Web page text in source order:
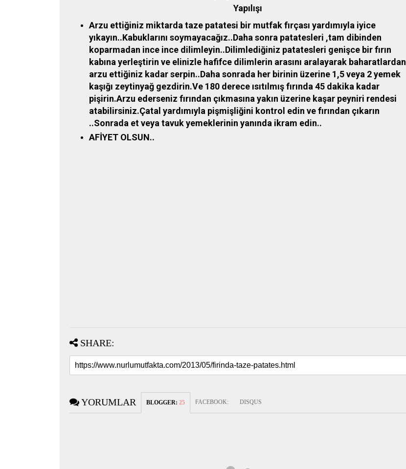
Yapılışı
Arzu ettiğiniz miktarda taze patatesi bir mutfak fırçası yardımıyla iyice
yıkayın..Kabuklarını soymayacağız..Daha sonra patatesleri ,tam dibinden
koparmadan ince ince dilimleyin..Dilimlediğiniz patatesleri genişce bir fırın
kabına yerleştirin ve elinizle hafifce dilimlerin arasını aralayarak baharatlardan
arzu ettiğiniz kadar serpin..Daha sonrada her birinin üzerine 1,5 veya 2 yemek
kaşığı zeytinyağ gezdirin.Ve 180 derece ısıtılmış fırında 45 dakika kadar
pişirin.Arzu ederseniz fırından çıkmasına yakın üzerine kaşar peyniri rendesi
atabilirsiniz.Çatal yardımıyla pişmişliğini kontrol edin ve fırından çıkarın
..Sonrada et veya tavuk yemeklerinin yanında ikram edin..
AFİYET OLSUN..
SHARE:
YORUMLAR BLOGGER: 25 FACEBOOK: DISQUS